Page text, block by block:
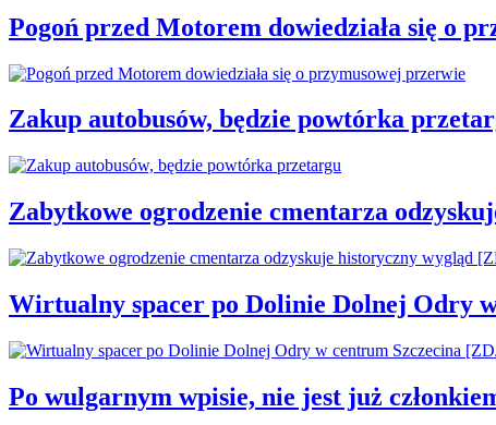
Pogoń przed Motorem dowiedziała się o
Zakup autobusów, będzie powtórka
Zabytkowe ogrodzenie cmentarza
Wirtualny spacer po Dolinie Dolnej Odry
Po wulgarnym wpisie, nie jest już